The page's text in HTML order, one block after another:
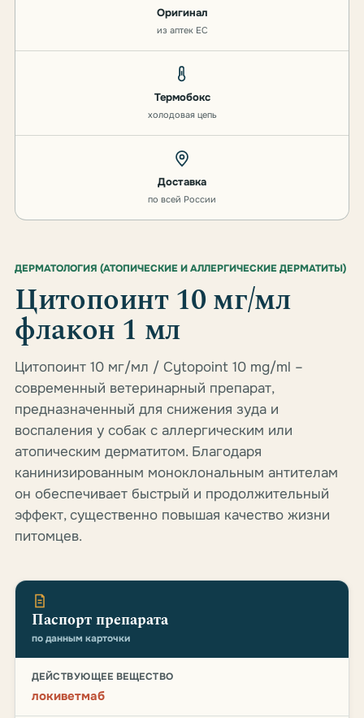
Оригинал
из аптек ЕС
Термобокс
холодовая цепь
Доставка
по всей России
ДЕРМАТОЛОГИЯ (АТОПИЧЕСКИЕ И АЛЛЕРГИЧЕСКИЕ ДЕРМАТИТЫ)
Цитопоинт 10 мг/мл
флакон 1 мл
Цитопоинт 10 мг/мл / Cytopoint 10 mg/ml –
современный ветеринарный препарат,
предназначенный для снижения зуда и
воспаления у собак с аллергическим или
атопическим дерматитом. Благодаря
канинизированным моноклональным антителам
он обеспечивает быстрый и продолжительный
эффект, существенно повышая качество жизни
питомцев.
Паспорт препарата
по данным карточки
ДЕЙСТВУЮЩЕЕ ВЕЩЕСТВО
локиветмаб